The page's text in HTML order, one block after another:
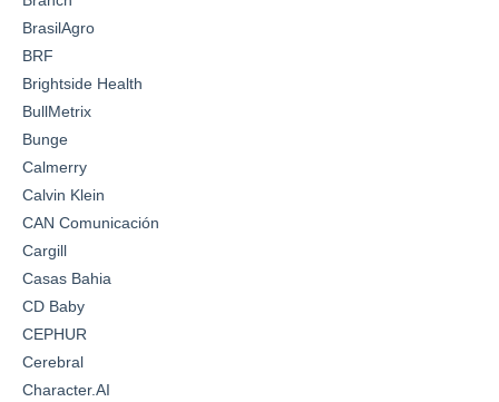
BrasilAgro
BRF
Brightside Health
BullMetrix
Bunge
Calmerry
Calvin Klein
CAN Comunicación
Cargill
Casas Bahia
CD Baby
CEPHUR
Cerebral
Character.AI